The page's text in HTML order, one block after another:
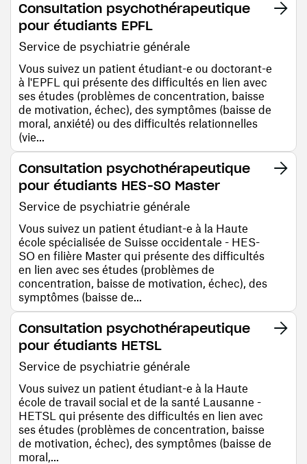
Consultation psychothérapeutique
pour étudiants EPFL
Service de psychiatrie générale
Vous suivez un patient étudiant-e ou doctorant-e
à l'EPFL qui présente des difficultés en lien avec
ses études (problèmes de concentration, baisse
de motivation, échec), des symptômes (baisse de
moral, anxiété) ou des difficultés relationnelles
(vie...
Consultation psychothérapeutique
pour étudiants HES-SO Master
Service de psychiatrie générale
Vous suivez un patient étudiant-e à la Haute
école spécialisée de Suisse occidentale - HES-
SO en filière Master qui présente des difficultés
en lien avec ses études (problèmes de
concentration, baisse de motivation, échec), des
symptômes (baisse de...
Consultation psychothérapeutique
pour étudiants HETSL
Service de psychiatrie générale
Vous suivez un patient étudiant-e à la Haute
école de travail social et de la santé Lausanne -
HETSL qui présente des difficultés en lien avec
ses études (problèmes de concentration, baisse
de motivation, échec), des symptômes (baisse de
moral,...